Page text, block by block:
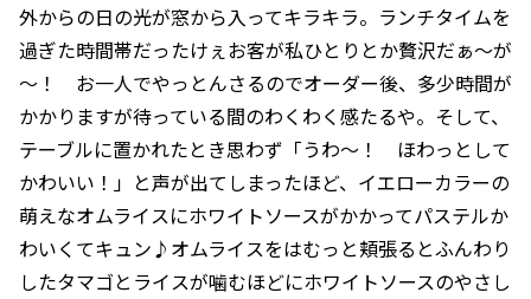
外からの日の光が窓から入ってキラキラ。ランチタイムを
過ぎた時間帯だったけぇお客が私ひとりとか贅沢だぁ～が
～！ お一人でやっとんさるのでオーダー後、多少時間が
かかりますが待っている間のわくわく感たるや。そして、
テーブルに置かれたとき思わず「うわ～！ ほわっとして
かわいい！」と声が出てしまったほど、イエローカラーの
萌えなオムライスにホワイトソースがかかってパステルか
わいくてキュン♪オムライスをはむっと頬張るとふんわり
したタマゴとライスが噛むほどにホワイトソースのやさし